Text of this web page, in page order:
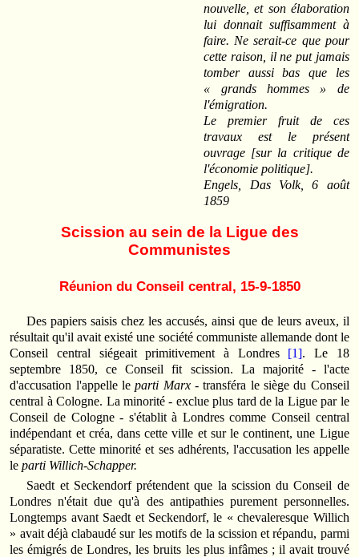
nouvelle, et son élaboration
lui donnait suffisamment à
faire. Ne serait-ce que pour
cette raison, il ne put jamais
tomber aussi bas que les
« grands hommes » de
l'émigration.
Le premier fruit de ces
travaux est le présent
ouvrage [sur la critique de
l'économie politique].
Engels, Das Volk, 6 août
1859
Scission au sein de la Ligue des
Communistes
Réunion du Conseil central, 15-9-1850
Des papiers saisis chez les accusés, ainsi que de leurs aveux, il
résultait qu'il avait existé une société communiste allemande dont le
Conseil central siégeait primitivement à Londres [1]. Le 18
septembre 1850, ce Conseil fit scission. La majorité ‑ l'acte
d'accusation l'appelle leparti Marx‑ transféra le siège du Conseil
central à Cologne. La minorité ‑ exclue plus tard de la Ligue par le
Conseil de Cologne ‑ s'établit à Londres comme Conseil central
indépendant et créa, dans cette ville et sur le continent, une Ligue
séparatiste. Cette minorité et ses adhérents, l'accusation les appelle
leparti Willich-Schapper.
Saedt et Seckendorf prétendent que la scission du Conseil de
Londres n'était due qu'à des antipathies purement personnelles.
Longtemps avant Saedt et Seckendorf, le « chevaleresque Willich
» avait déjà clabaudé sur les motifs de la scission et répandu, parmi
les émigrés de Londres, les bruits les plus infâmes ; il avait trouvé